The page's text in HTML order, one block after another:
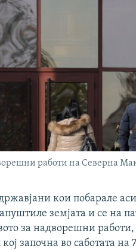
работи на Северна
кои побарале
земјата и се на
за надворешни
започна во саботата